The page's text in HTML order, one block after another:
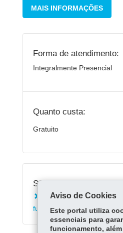
MAIS INFORMAÇÕES
Forma de atendimento:
Integralmente Presencial
Quanto custa:
Gratuito
Serviços Relacionados:
Emitir declaração de
fundamental e médio
Aviso de Cookies
Este portal utiliza
essenciais para
funcionamento,